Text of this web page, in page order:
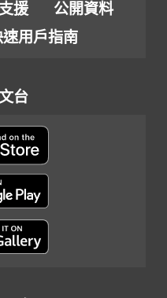
援
公開資料
速用戶指南
台